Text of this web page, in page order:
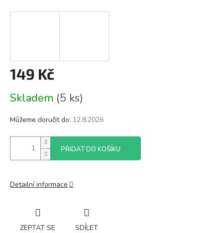
149 Kč
cena:
Skladem (5 ks)
Můžeme doručit do: 12.8.2026
PŘIDAT DO KOŠÍKU
Detailní informace
ZEPTAT SE SDÍLET